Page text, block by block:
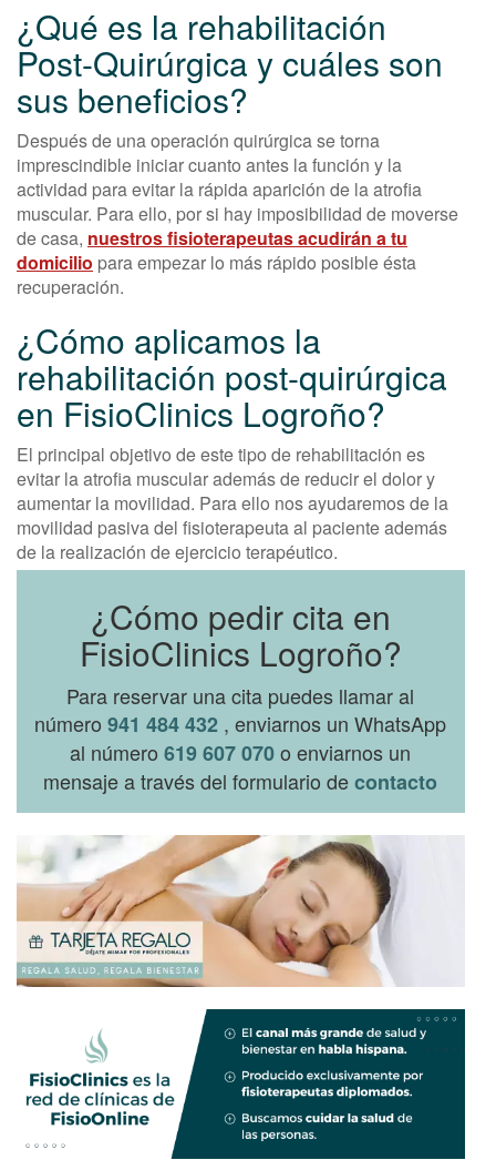
¿Qué es la rehabilitación
Post-Quirúrgica y cuáles son
sus beneficios?
Después de una operación quirúrgica se torna
imprescindible iniciar cuanto antes la función y la
actividad para evitar la rápida aparición de la atrofia
muscular. Para ello, por si hay imposibilidad de moverse
de casa, nuestros fisioterapeutas acudirán a tu
domicilio para empezar lo más rápido posible ésta
recuperación.
¿Cómo aplicamos la
rehabilitación post-quirúrgica
en FisioClinics Logroño?
El principal objetivo de este tipo de rehabilitación es
evitar la atrofia muscular además de reducir el dolor y
aumentar la movilidad. Para ello nos ayudaremos de la
movilidad pasiva del fisioterapeuta al paciente además
de la realización de ejercicio terapéutico.
¿Cómo pedir cita en
FisioClinics Logroño?
Para reservar una cita puedes llamar al
número941 484 432 , enviarnos un WhatsApp
al número619 607 070o enviarnos un
mensaje a través del formulario decontacto